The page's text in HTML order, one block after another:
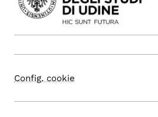
Config. cookie